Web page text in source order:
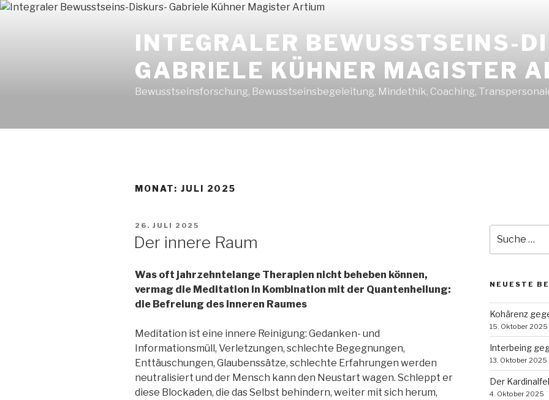
Zum
INTEGRALER BEWUSSTSEINS-
GABRIELE KÜHNER MAGISTER
Bewusstseinsforschung, Bewusstseinsbegeleitung, Mindethik, Coaching,
MONAT: JULI 2025
VERÖFFENTLICHT
AM
26. JULI 2025
Der innere Raum
Was oft jahrzehntelange Therapien nicht beheben können,
vermag die Meditation in Kombination mit der Quantenheilung:
die Befreiung des inneren Raumes
Meditation ist eine innere Reinigung: Gedanken- und
Informationsmüll, Verletzungen, schlechte Begegnungen,
Enttäuschungen, Glaubenssätze, schlechte Erfahrungen werden
neutralisiert und der Mensch kann den Neustart wagen. Schleppt er
diese Blockaden, die das Selbst behindern, weiter mit sich herum,
nach:
NEUESTE
Kohärenz
15. Oktober 2025
Interbeing
13. Oktober 2025
Der
4. Oktober 2025